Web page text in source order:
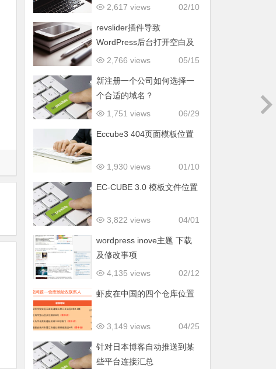
02/10
2,617 views
revslider插件导致
WordPress后台打开空白及
500错误解决办法
05/15
2,766 views
新注册一个公司如何选择一
个合适的域名？
06/29
1,751 views
Eccube3 404页面模板位置
01/10
1,930 views
EC-CUBE 3.0 模板文件位置
04/01
3,822 views
wordpress inove主题 下载
及修改事项
02/12
4,135 views
虾皮在中国的四个仓库位置
04/25
3,149 views
针对日本博客自动推送到某
些平台连接汇总